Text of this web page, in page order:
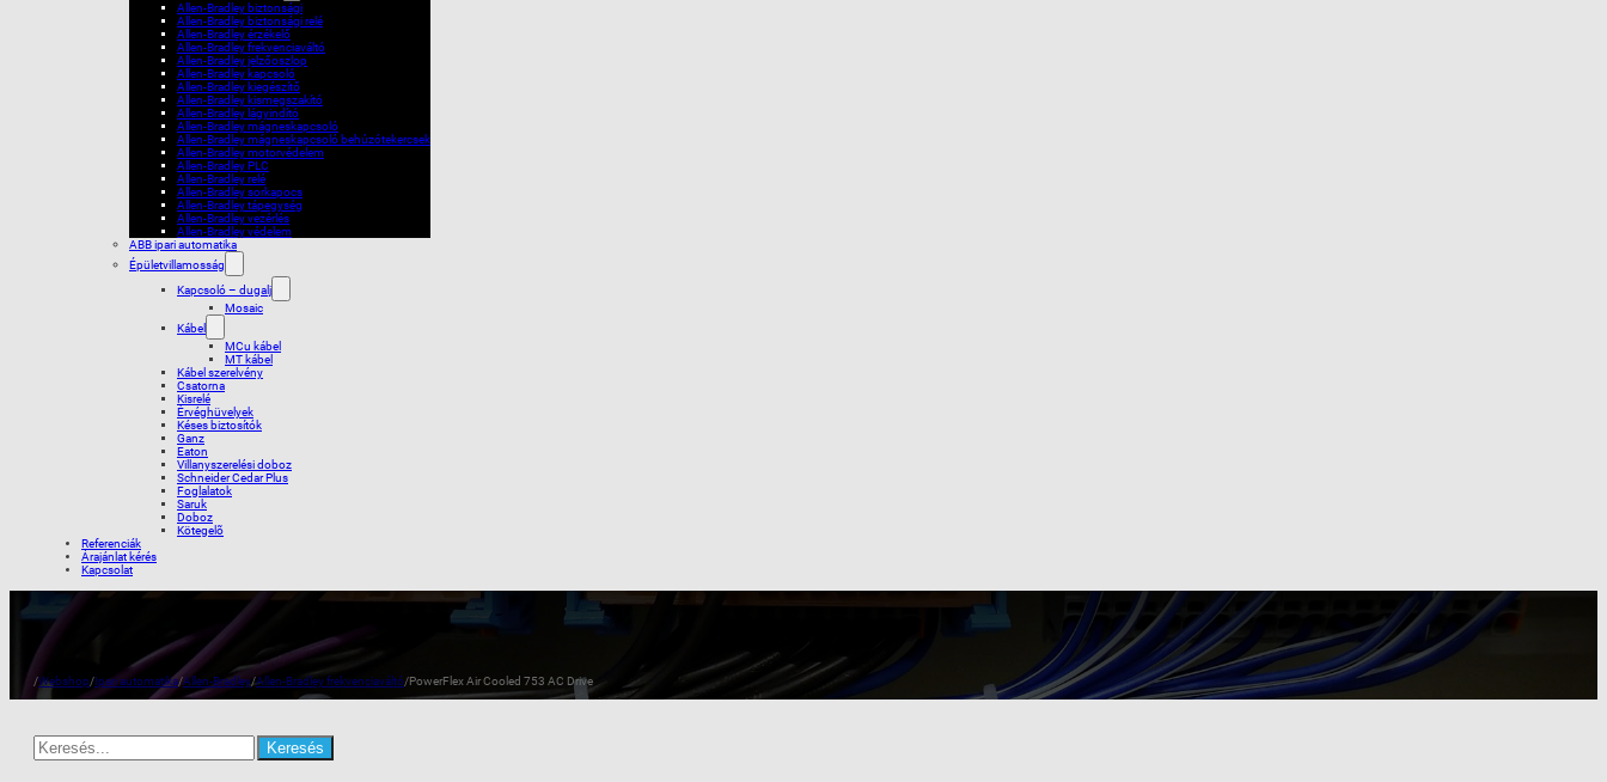
Allen-Bradley biztonsági
Allen-Bradley biztonsági relé
Allen-Bradley érzékelő
Allen-Bradley frekvenciaváltó
Allen-Bradley jelzőoszlop
Allen-Bradley kapcsoló
Allen-Bradley kiegészítő
Allen-Bradley kismegszakító
Allen-Bradley lágyindító
Allen-Bradley mágneskapcsoló
Allen-Bradley mágneskapcsoló behúzótekercsek
Allen-Bradley motorvédelem
Allen-Bradley PLC
Allen-Bradley relé
Allen-Bradley sorkapocs
Allen-Bradley tápegység
Allen-Bradley vezérlés
Allen-Bradley védelem
ABB ipari automatika
Épületvillamosság
Kapcsoló – dugalj
Mosaic
Kábel
MCu kábel
MT kábel
Kábel szerelvény
Csatorna
Kisrelé
Érvéghüvelyek
Késes biztosítók
Ganz
Eaton
Villanyszerelési doboz
Schneider Cedar Plus
Foglalatok
Saruk
Doboz
Kötegelõ
Referenciák
Árajánlat kérés
Kapcsolat
/Webshop/Ipari automatika/Allen-Bradley/Allen-Bradley frekvenciaváltó/PowerFlex Air Cooled 753 AC Drive
Search
for: